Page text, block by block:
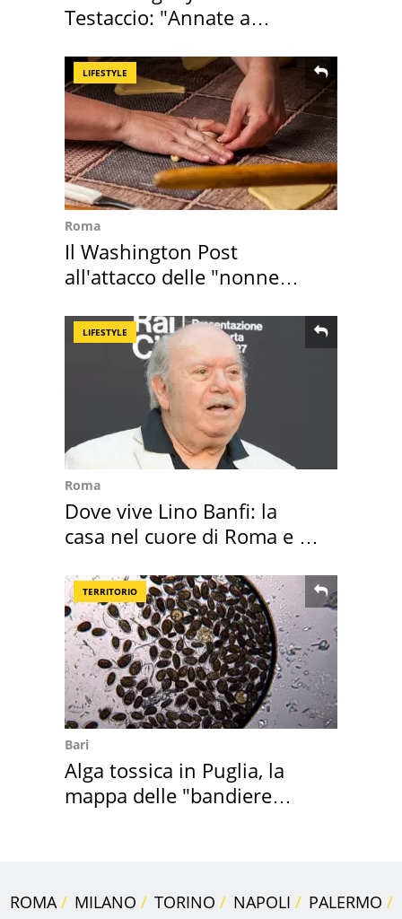
Testaccio: "Annate a
LIFESTYLE
Roma
Il Washington Post
all'attacco delle "nonne
LIFESTYLE
Roma
Dove vive Lino Banfi: la
casa nel cuore di Roma e i
TERRITORIO
Bari
Alga tossica in Puglia, la
mappa delle "bandiere
ROMA MILANO TORINO NAPOLI
PALERMO